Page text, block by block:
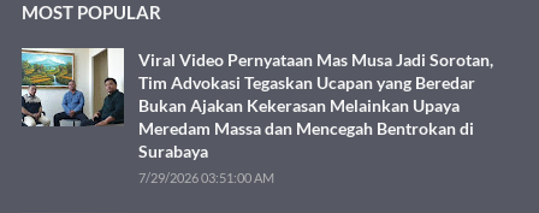
MOST POPULAR
Viral Video Pernyataan Mas Musa Jadi Sorotan,
Tim Advokasi Tegaskan Ucapan yang Beredar
Bukan Ajakan Kekerasan Melainkan Upaya
Meredam Massa dan Mencegah Bentrokan di
Surabaya
7/29/2026 03:51:00 AM